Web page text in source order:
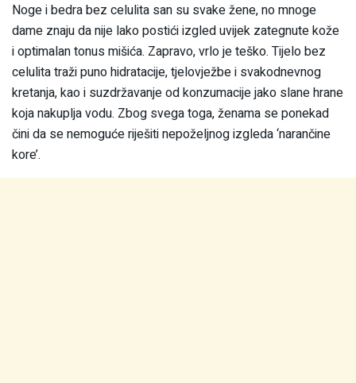
Noge i bedra bez celulita san su svake žene, no mnoge
dame znaju da nije lako postići izgled uvijek zategnute kože
i optimalan tonus mišića. Zapravo, vrlo je teško. Tijelo bez
celulita traži puno hidratacije, tjelovježbe i svakodnevnog
kretanja, kao i suzdržavanje od konzumacije jako slane hrane
koja nakuplja vodu. Zbog svega toga, ženama se ponekad
čini da se nemoguće riješiti nepoželjnog izgleda ‘narančine
kore’.